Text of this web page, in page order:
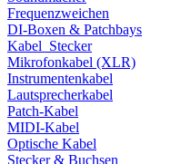
Frequenzweichen
DI-Boxen & Patchbays
Kabel_Stecker
Mikrofonkabel (XLR)
Instrumentenkabel
Lautsprecherkabel
Patch-Kabel
MIDI-Kabel
Optische Kabel
Stecker & Buchsen